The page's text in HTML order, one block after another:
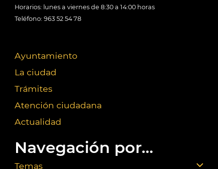
Horarios: lunes a viernes de 8:30 a 14:00 horas
Teléfono: 963 52 54 78
Ayuntamiento
La ciudad
Trámites
Atención ciudadana
Actualidad
Navegación por...
Temas